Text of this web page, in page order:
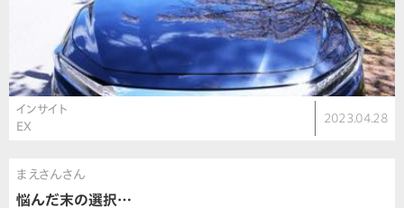
インサイト
EX
2023.04.28
まえさんさん
悩んだ末の選択…